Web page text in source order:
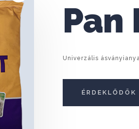
Pan
Univerzális
ÉRDEKLŐDÖK